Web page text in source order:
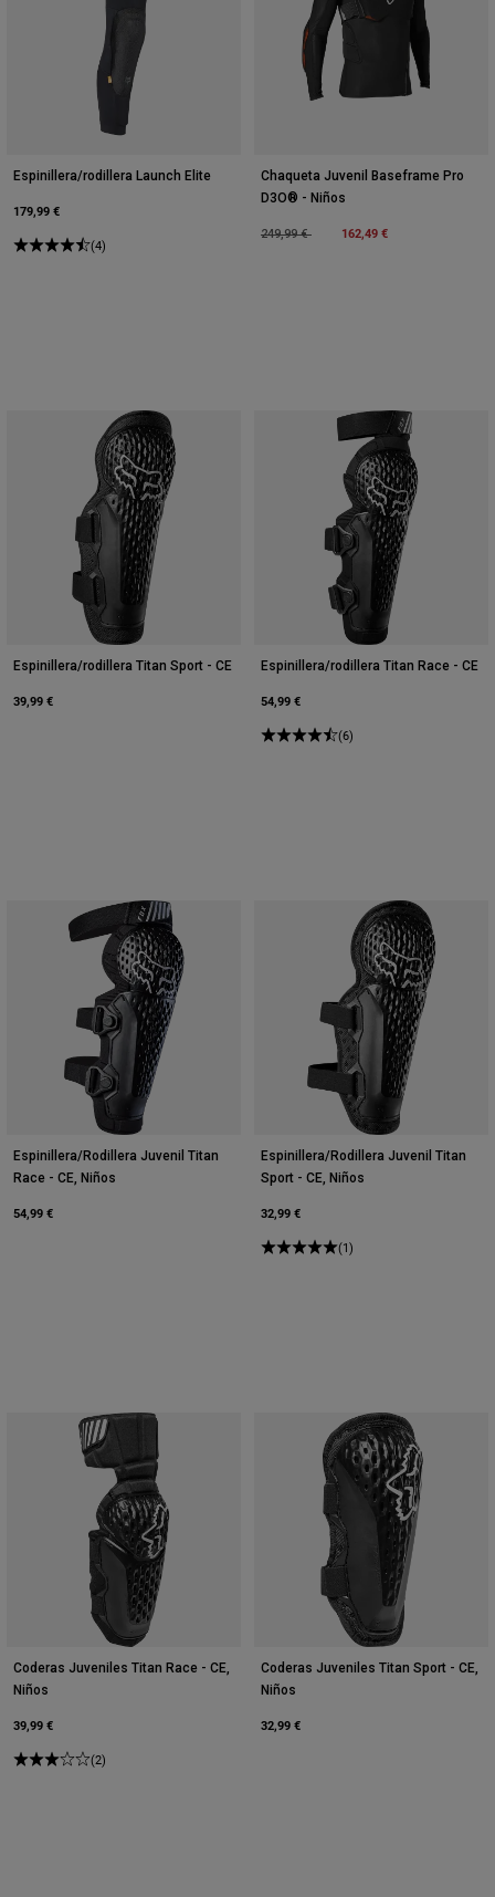
Espinillera/rodillera Launch Elite
179,99 €
(4)
Chaqueta Juvenil Baseframe Pro
D3O® - Niños
Price reduced from
249,99 €to 162,49 €
Espinillera/rodillera Titan Sport - CE
39,99 €
Espinillera/rodillera Titan Race - CE
54,99 €
(6)
Espinillera/Rodillera Juvenil Titan
Race - CE, Niños
54,99 €
Espinillera/Rodillera Juvenil Titan
Sport - CE, Niños
32,99 €
(1)
Coderas Juveniles Titan Race - CE,
Niños
39,99 €
(2)
Coderas Juveniles Titan Sport - CE,
Niños
32,99 €